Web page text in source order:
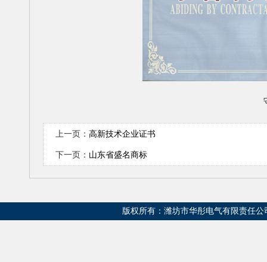
上一页： 高新技术企业证书
下一页： 山东省盛名商标
版权所有：潍坊市华彤电气有限责